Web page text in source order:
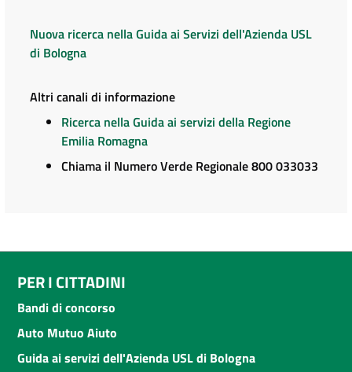
Nuova ricerca nella Guida ai Servizi dell'Azienda USL
di Bologna
Altri canali di informazione
Ricerca nella Guida ai servizi della Regione
Emilia Romagna
Chiama il Numero Verde Regionale 800 033033
PER I CITTADINI
Bandi di concorso
Auto Mutuo Aiuto
Guida ai servizi dell'Azienda USL di Bologna